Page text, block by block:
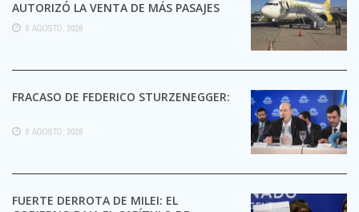
AUTORIZÓ LA VENTA DE MÁS PASAJES
6 AGOSTO, 2026
FRACASO DE FEDERICO STURZENEGGER:
6 AGOSTO, 2026
FUERTE DERROTA DE MILEI: EL